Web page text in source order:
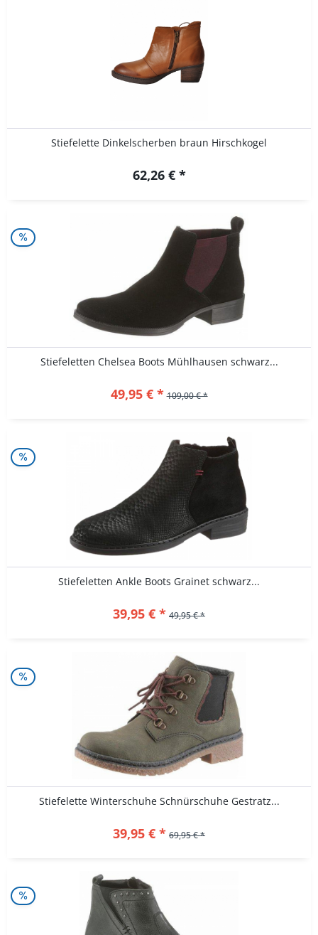
Stiefelette Dinkelscherben braun Hirschkogel
62,26 € *
Stiefeletten Chelsea Boots Mühlhausen schwarz...
49,95 € * 109,00 € *
Stiefeletten Ankle Boots Grainet schwarz...
39,95 € * 49,95 € *
Stiefelette Winterschuhe Schnürschuhe Gestratz...
39,95 € * 69,95 € *